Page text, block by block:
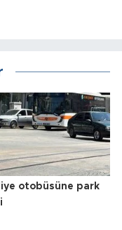
otobüsüne park